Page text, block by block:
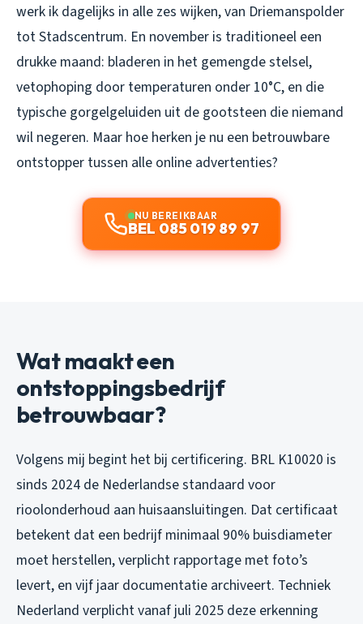
werk ik dagelijks in alle zes wijken, van Driemanspolder
tot Stadscentrum. En november is traditioneel een
drukke maand: bladeren in het gemengde stelsel,
vetophoping door temperaturen onder 10°C, en die
typische gorgelgeluiden uit de gootsteen die niemand
wil negeren. Maar hoe herken je nu een betrouwbare
ontstopper tussen alle online advertenties?
NU BEREIKBAAR
BEL 085 019 89 97
Wat maakt een
ontstoppingsbedrijf
betrouwbaar?
Volgens mij begint het bij certificering. BRL K10020 is
sinds 2024 de Nederlandse standaard voor
rioolonderhoud aan huisaansluitingen. Dat certificaat
betekent dat een bedrijf minimaal 90% buisdiameter
moet herstellen, verplicht rapportage met foto’s
levert, en vijf jaar documentatie archiveert. Techniek
Nederland verplicht vanaf juli 2025 deze erkenning